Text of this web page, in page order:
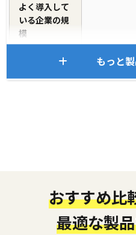
よく導入して
いる企業の規
模
もっと
おすすめ比
最適な製